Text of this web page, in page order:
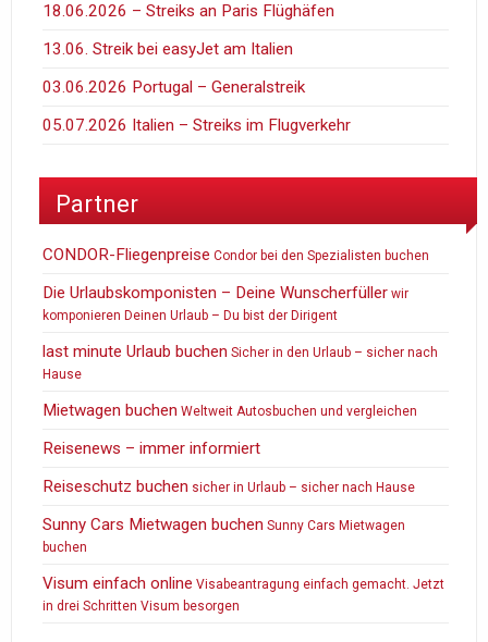
18.06.2026 – Streiks an Paris Flüghäfen
13.06. Streik bei easyJet am Italien
03.06.2026 Portugal – Generalstreik
05.07.2026 Italien – Streiks im Flugverkehr
Partner
CONDOR-Fliegenpreise Condor bei den Spezialisten buchen
Die Urlaubskomponisten – Deine Wunscherfüller wir
komponieren Deinen Urlaub – Du bist der Dirigent
last minute Urlaub buchen Sicher in den Urlaub – sicher nach
Hause
Mietwagen buchen Weltweit Autosbuchen und vergleichen
Reisenews – immer informiert
Reiseschutz buchen sicher in Urlaub – sicher nach Hause
Sunny Cars Mietwagen buchen Sunny Cars Mietwagen
buchen
Visum einfach online Visabeantragung einfach gemacht. Jetzt
in drei Schritten Visum besorgen